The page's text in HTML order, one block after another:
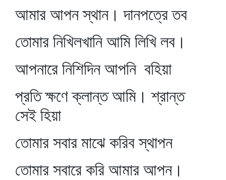
আমার আপন স্থান। দানপত্রে তব
তোমার নিখিলখানি আমি লিখি লব।
আপনারে নিশিদিন আপনি বহিয়া
প্রতি ক্ষণে ক্লান্ত আমি। শ্রান্ত
সেই হিয়া
তোমার সবার মাঝে করিব স্থাপন
তোমার সবারে করি আমার আপন।